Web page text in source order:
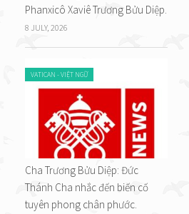
Phanxicô Xaviê Trương Bửu Diệp.
8 JULY, 2026
VATICAN - VIỆT NGỮ
Cha Trương Bửu Diệp: Đức
Thánh Cha nhắc đến biến cố
tuyên phong chân phước.